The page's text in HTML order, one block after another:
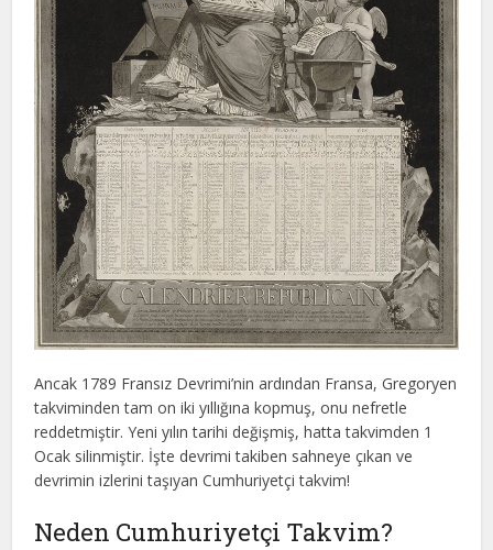
Ancak 1789 Fransız Devrimi’nin ardından Fransa, Gregoryen
takviminden tam on iki yıllığına kopmuş, onu nefretle
reddetmiştir. Yeni yılın tarihi değişmiş, hatta takvimden 1
Ocak silinmiştir. İşte devrimi takiben sahneye çıkan ve
devrimin izlerini taşıyan Cumhuriyetçi takvim!
Neden Cumhuriyetçi Takvim?